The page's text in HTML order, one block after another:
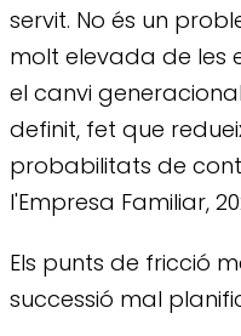
servit. No és un
molt elevada de les
el canvi
definit, fet que
probabilitats de
l'Empresa Familiar,
Els punts de fricció
successió mal